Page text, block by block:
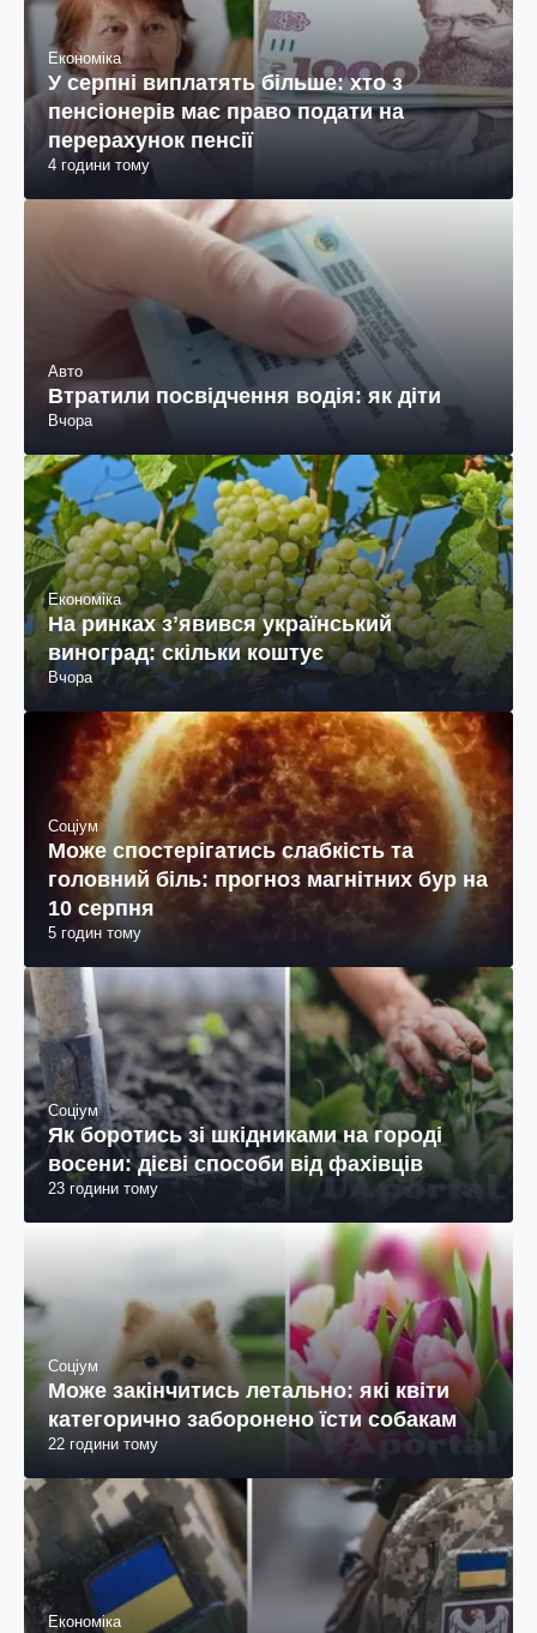
Економіка
У серпні виплатять більше: хто з
пенсіонерів має право подати на
перерахунок пенсії
4 години тому
Авто
Втратили посвідчення водія: як діти
Вчора
Економіка
На ринках зʼявився український
виноград: скільки коштує
Вчора
Соціум
Може спостерігатись слабкість та
головний біль: прогноз магнітних бур на
10 серпня
5 годин тому
Соціум
Як боротись зі шкідниками на городі
восени: дієві способи від фахівців
23 години тому
Соціум
Може закінчитись летально: які квіти
категорично заборонено їсти собакам
22 години тому
Економіка